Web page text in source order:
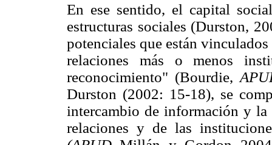
En ese sentido, el capital
estructuras sociales (Durston,
potenciales que están
relaciones más o menos
reconocimiento" (Bourdie,
Durston (2002: 15-18), se
intercambio de información y
relaciones y de las